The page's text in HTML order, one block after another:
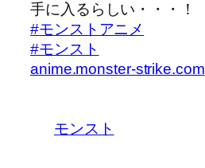
手に入るらしい・・・！
#モンストアニメ
#モンスト
anime.monster-strike.com
モンスト